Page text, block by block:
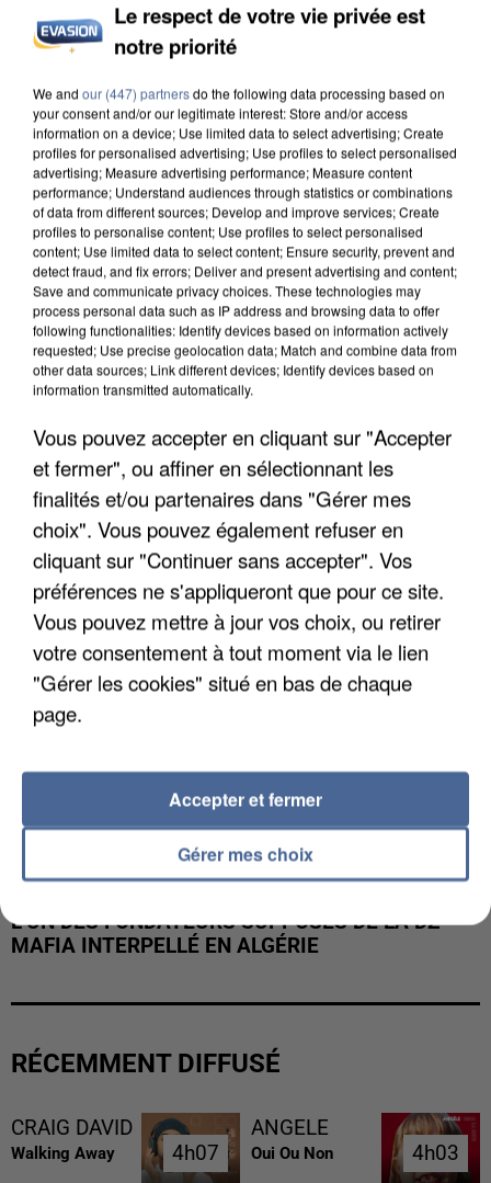
DE SOLIDARITÉ AVEC LES...
APRÈS TOUTES CES CANICULES, LES REFUGES
DE FAUNE SAUVAGE SONT...
L’UN DES FONDATEURS SUPPOSÉS DE LA DZ
MAFIA INTERPELLÉ EN ALGÉRIE
RÉCEMMENT DIFFUSÉ
CRAIG DAVID
Walking Away 4h07
4h07
ANGELE
Oui Ou Non 4h03
4h03
Le respect de votre vie privée est
notre priorité
We and our (447) partnersdo the following data processing based on
your consent and/or our legitimate interest: Store and/or access
information on a device; Use limited data to select advertising; Create
profiles for personalised advertising; Use profiles to select personalised
advertising; Measure advertising performance; Measure content
performance; Understand audiences through statistics or combinations
of data from different sources; Develop and improve services; Create
profiles to personalise content; Use profiles to select personalised
content; Use limited data to select content; Ensure security, prevent and
detect fraud, and fix errors; Deliver and present advertising and content;
Save and communicate privacy choices. These technologies may
process personal data such as IP address and browsing data to offer
following functionalities: Identify devices based on information actively
requested; Use precise geolocation data; Match and combine data from
other data sources; Link different devices; Identify devices based on
information transmitted automatically.
Vous pouvez accepter en cliquant sur "Accepter
et fermer", ou affiner en sélectionnant les
finalités et/ou partenaires dans "Gérer mes
choix". Vous pouvez également refuser en
cliquant sur "Continuer sans accepter". Vos
préférences ne s'appliqueront que pour ce site.
Vous pouvez mettre à jour vos choix, ou retirer
votre consentement à tout moment via le lien
"Gérer les cookies" situé en bas de chaque
page.
Gérer mes choix
Accepter et fermer